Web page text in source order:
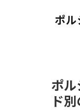
ポ
ポ
ド